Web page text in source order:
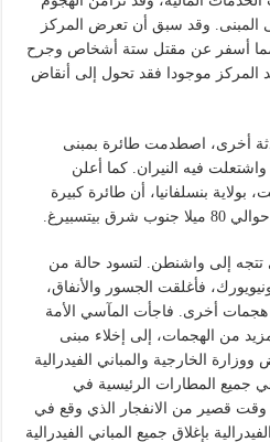
المبنى. وقد سبق أن تعرض المركز
تفجير في فبراير 1993، مما أسفر عن مقتل ستة أشخاص وجرح
لم يعد المركز موجودا فقد تحول إلى أنقاض
أخرى، اصطدمت طائرة بمبنى
فيه النيران. كما أعلن
بنسلفانيا، أن طائرة كبيرة
بيتسبيرغ.
إلى واشنطن. لتسود حالة من
فأغلقت الجسور والأنفاق،
أخرى. فاجأت المآسي الأمة
من الهجمات، إلى إخلاء مبنى
ووزارة الخارجية والمباني الفيدرالية
جميع المطارات الرئيسية في
وقت قصير من الانفجار الذي وقع في
بإغلاق جميع المباني الفيدرالية